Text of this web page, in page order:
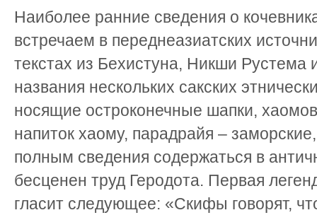
Наиболее ранние сведения о
встречаем в переднеазиатских
текстах из Бехистуна, Никши
названия нескольких сакских
носящие остроконечные шапки,
напиток хаому, парадрайя –
полным сведения содержаться в
бесценен труд Геродота. Первая
гласит следующее: «Скифы говорят,